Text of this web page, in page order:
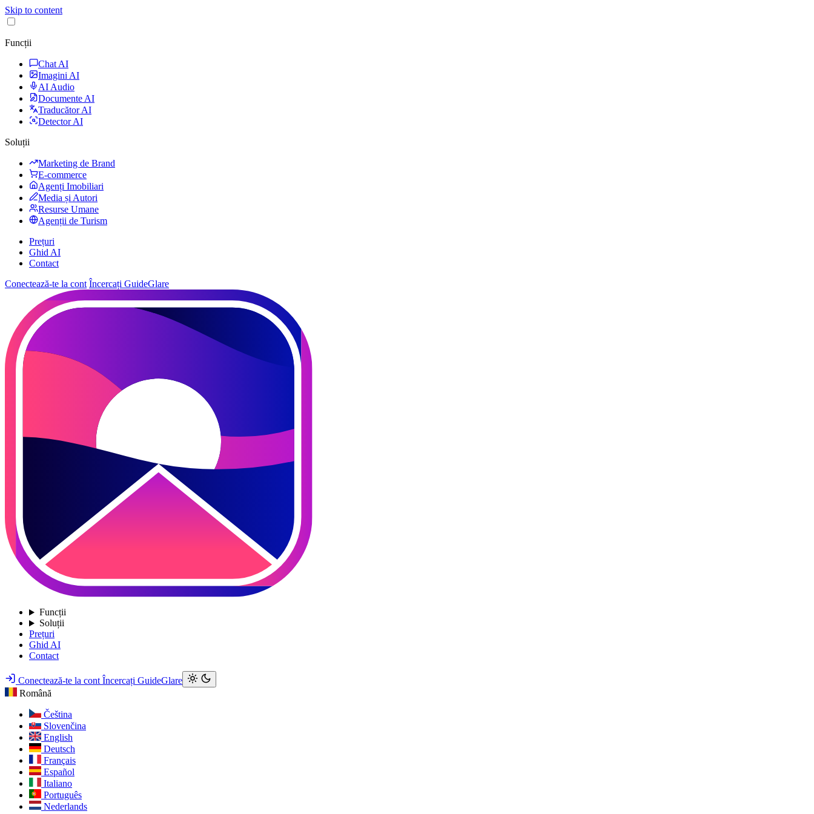
Skip to content
Funcții
Chat AI
Imagini AI
AI Audio
Documente AI
Traducător AI
Detector AI
Soluții
Marketing de Brand
E-commerce
Agenți Imobiliari
Media și Autori
Resurse Umane
Agenții de Turism
Prețuri
Ghid AI
Contact
Conectează-te la cont Încercați GuideGlare
Funcții
Soluții
Prețuri
Ghid AI
Contact
Conectează-te la cont Încercați GuideGlare
Română
Čeština
Slovenčina
English
Deutsch
Français
Español
Italiano
Português
Nederlands